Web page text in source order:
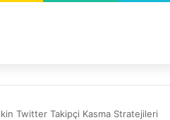
Twitter Takipçi Kasma Stratejileri